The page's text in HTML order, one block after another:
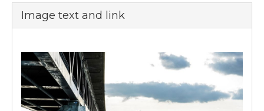
Image text and link